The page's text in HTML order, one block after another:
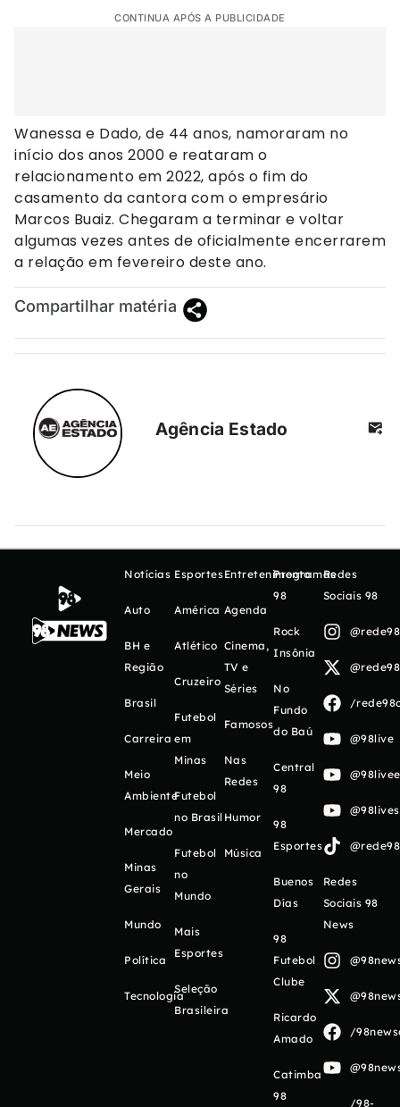
CONTINUA APÓS A PUBLICIDADE
Wanessa e Dado, de 44 anos, namoraram no
início dos anos 2000 e reataram o
relacionamento em 2022, após o fim do
casamento da cantora com o empresário
Marcos Buaiz. Chegaram a terminar e voltar
algumas vezes antes de oficialmente encerrarem
a relação em fevereiro deste ano.
Compartilhar matéria
Agência Estado
Notícias
Auto
BH e
Região
Brasil
Carreira
Meio
Ambiente
Mercado
Minas
Gerais
Mundo
Política
Tecnologia
Esportes
América
Atlético
Cruzeiro
Futebol
em
Minas
Futebol
no Brasil
Futebol
no
Mundo
Mais
Esportes
Seleção
Brasileira
Entretenimento
Agenda
Cinema,
TV e
Séries
Famosos
Nas
Redes
Humor
Música
Programas
98
Rock
Insônia
No
Fundo
do Baú
Central
98
98
Esportes
Buenos
Días
98
Futebol
Clube
Ricardo
Amado
Catimba
98
Redes
Sociais 98
/
@98live
Redes
Sociais 98
News
/
/98-